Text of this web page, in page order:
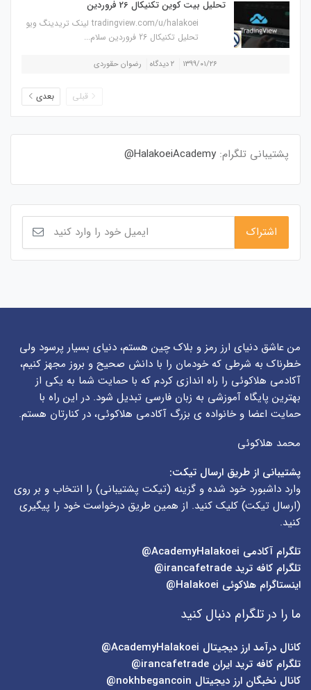
تحلیل بیت کوین تکنیکال 26 فروردین
tradingview.com/u/halakoei لینک تریدینگ ویو
تحلیل تکنیکال 26 فروردین سلام...
۱۳۹۹/۰۱/۲۶ ۲ دیدگاه رضوان حقوردی
قبلی بعدی
پشتیبانی تلگرام: HalakoeiAcademy@
من عاشق دنیای ارز رمز و بلاک چین هستم، دنیای بسیار پرسود ولی
خطرناک به شرطی که خودمان را با دانش صحیح و بروز مجهز کنیم،
آکادمی هلاکوئی را راه اندازی کردم که با حمایت شما به یکی از
بهترین پایگاه آموزشی به زبان فارسی تبدیل شود. در این راه با
حمایت اعضا و خانواده ی بزرگ آکادمی هلاکوئی، در کنارتان هستم.
محمد هلاکوئی
پشتیبانی از طریق ارسال تیکت:
وارد داشبورد خود شده و گزینه (تیکت پشتیبانی) را انتخاب و بر روی
(ارسال تیکت) کلیک کنید. از همین طریق درخواست خود را پیگیری
کنید.
تلگرام آکادمی
تلگرام کافه ترید irancafetrade@
اینستاگرام هلاکوئی Halakoei@
ما را در تلگرام دنبال کنید
کانال درآمد ارز دیجیتال AcademyHalakoei@
تلگرام کافه ترید ایران irancafetrade@
کانال نخبگان ارز دیجیتال nokhbegancoin@